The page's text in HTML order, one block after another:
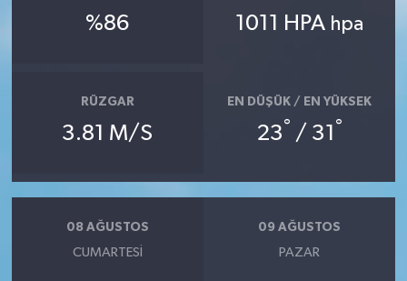
%86 1011 HPA hpa
RÜZGAR
3.81 M/S
EN DÜŞÜK / EN YÜKSEK
23° / 31 °
08 AĞUSTOS
CUMARTESI
09 AĞUSTOS
PAZAR